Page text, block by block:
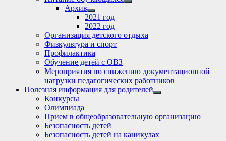
Show
Архив
Show
sub
menu
2021 год
2022 год
Организация детского отдыха
Физкультура и спорт
Профилактика
Обучение детей с ОВЗ
Мероприятия по снижению документационной
нагрузки педагогических работников
Полезная информация для родителей
Show
Конкурсы
Олимпиада
Прием в общеобразовательную организацию
Безопасность детей
Безопасность детей на каникулах